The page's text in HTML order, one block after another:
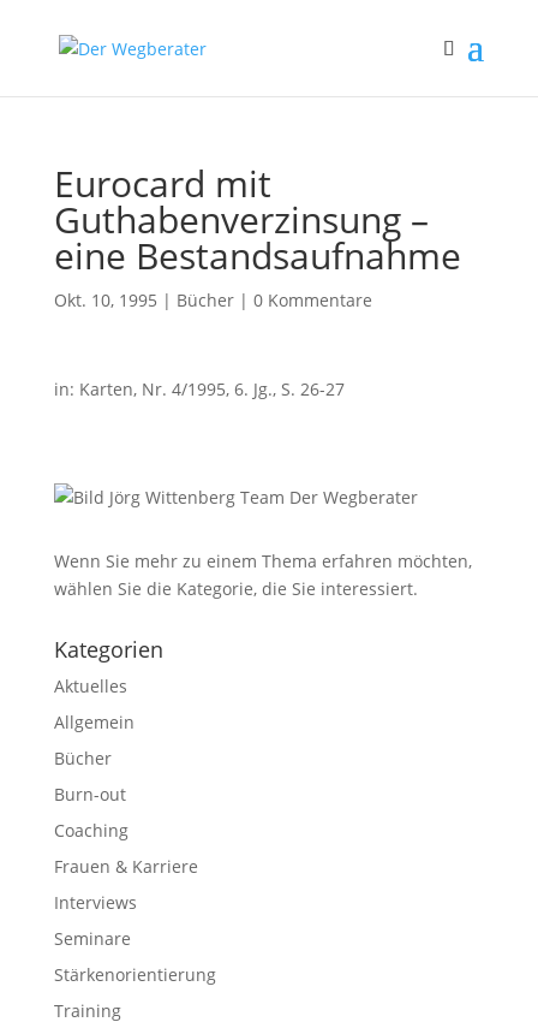
Eurocard mit
Guthabenverzinsung –
eine Bestandsaufnahme
Okt. 10, 1995 | Bücher| 0 Kommentare
in: Karten, Nr. 4/1995, 6. Jg., S. 26-27
Wenn Sie mehr zu einem Thema erfahren möchten,
wählen Sie die Kategorie, die Sie interessiert.
Kategorien
Aktuelles
Allgemein
Bücher
Burn-out
Coaching
Frauen & Karriere
Interviews
Seminare
Stärkenorientierung
Training